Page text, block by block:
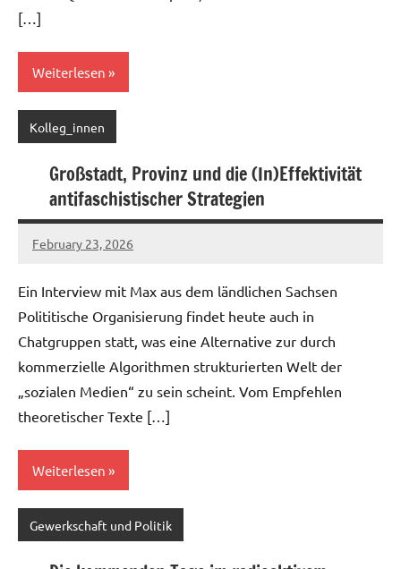
[…]
Weiterlesen
Kolleg_innen
Großstadt, Provinz und die (In)Effektivität
antifaschistischer Strategien
February 23, 2026
geigerzaehler
No
Ein Interview mit Max aus dem ländlichen Sachsen
Polititische Organisierung findet heute auch in
Chatgruppen statt, was eine Alternative zur durch
kommerzielle Algorithmen strukturierten Welt der
„sozialen Medien“ zu sein scheint. Vom Empfehlen
theoretischer Texte […]
Weiterlesen
Gewerkschaft und Politik